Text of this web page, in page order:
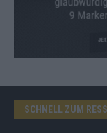
SCHNELL ZUM